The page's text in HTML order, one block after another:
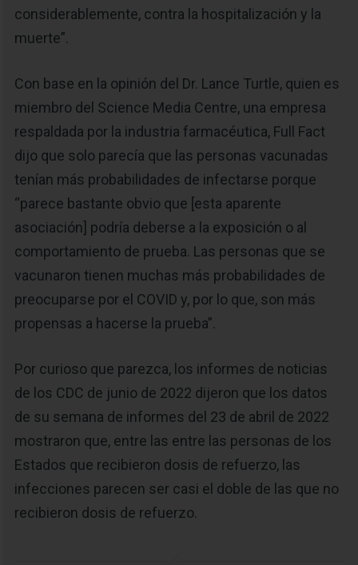
considerablemente, contra la hospitalización y la
muerte”.
Con base en la opinión del Dr. Lance Turtle, quien es
miembro del Science Media Centre, una empresa
respaldada por la industria farmacéutica, Full Fact
dijo que solo parecía que las personas vacunadas
tenían más probabilidades de infectarse porque
“parece bastante obvio que [esta aparente
asociación] podría deberse a la exposición o al
comportamiento de prueba. Las personas que se
vacunaron tienen muchas más probabilidades de
preocuparse por el COVID y, por lo que, son más
propensas a hacerse la prueba”.
Por curioso que parezca, los informes de noticias
de los CDC de junio de 2022 dijeron que los datos
de su semana de informes del 23 de abril de 2022
mostraron que, entre las entre las personas de los
Estados que recibieron dosis de refuerzo, las
infecciones parecen ser casi el doble de las que no
recibieron dosis de refuerzo.